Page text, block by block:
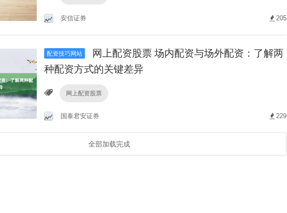
安信证券 205
配资技巧网站
网上配资股票 场内配资与场外配资：了解两
种配资方式的关键差异
网上配资股票
国泰君安证券 229
全部加载完成